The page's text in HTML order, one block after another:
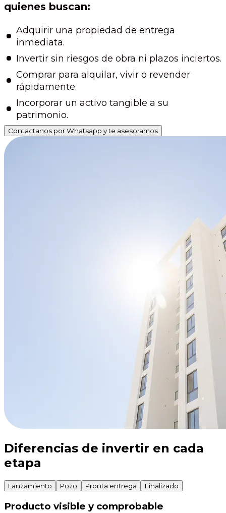
quienes buscan:
Adquirir una propiedad de entrega
inmediata.
Invertir sin riesgos de obra ni plazos inciertos.
Comprar para alquilar, vivir o revender
rápidamente.
Incorporar un activo tangible a su
patrimonio.
Contactanos por Whatsapp y te asesoramos
Diferencias de invertir en cada
etapa
Lanzamiento Pozo Pronta entrega Finalizado
Producto visible y comprobable